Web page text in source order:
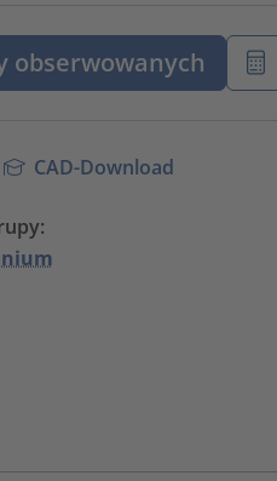
obserwowanych
CAD-Download